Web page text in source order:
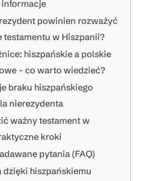
powinien rozważyć
testamentu w Hiszpanii?
hiszpańskie a polskie
– co warto wiedzieć?
braku hiszpańskiego
nierezydenta
ważny testament w
kroki
pytania (FAQ)
dzięki hiszpańskiemu